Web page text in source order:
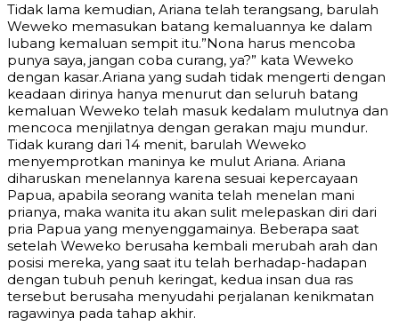
Tidak lama kemudian, Ariana telah terangsang, barulah
Weweko memasukan batang kemaluannya ke dalam
lubang kemaluan sempit itu.”Nona harus mencoba
punya saya, jangan coba curang, ya?” kata Weweko
dengan kasar.Ariana yang sudah tidak mengerti dengan
keadaan dirinya hanya menurut dan seluruh batang
kemaluan Weweko telah masuk kedalam mulutnya dan
mencoca menjilatnya dengan gerakan maju mundur.
Tidak kurang dari 14 menit, barulah Weweko
menyemprotkan maninya ke mulut Ariana. Ariana
diharuskan menelannya karena sesuai kepercayaan
Papua, apabila seorang wanita telah menelan mani
prianya, maka wanita itu akan sulit melepaskan diri dari
pria Papua yang menyenggamainya. Beberapa saat
setelah Weweko berusaha kembali merubah arah dan
posisi mereka, yang saat itu telah berhadap-hadapan
dengan tubuh penuh keringat, kedua insan dua ras
tersebut berusaha menyudahi perjalanan kenikmatan
ragawinya pada tahap akhir.